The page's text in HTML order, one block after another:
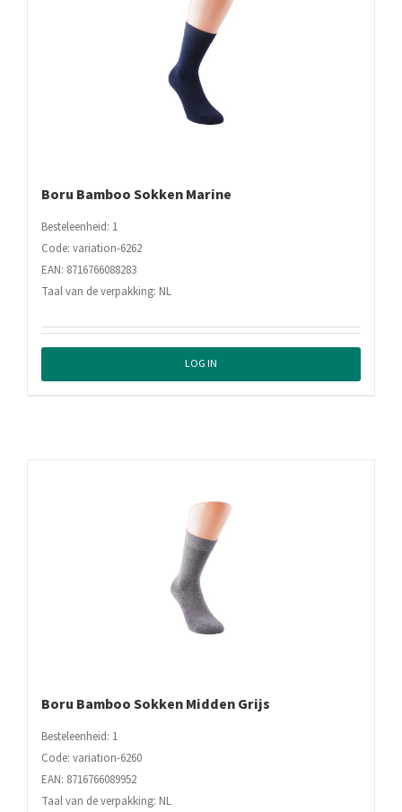
Boru Bamboo Sokken Marine
Besteleenheid: 1
Code: variation-6262
EAN: 8716766088283
Taal van de verpakking: NL
LOG IN
Boru Bamboo Sokken Midden Grijs
Besteleenheid: 1
Code: variation-6260
EAN: 8716766089952
Taal van de verpakking: NL